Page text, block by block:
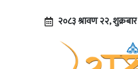
२०८३ श्रावण २२, शुक्रबार